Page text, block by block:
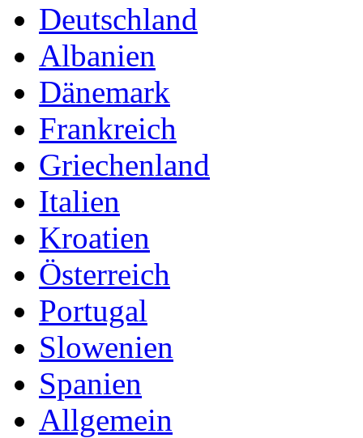
Deutschland
Albanien
Dänemark
Frankreich
Griechenland
Italien
Kroatien
Österreich
Portugal
Slowenien
Spanien
Allgemein